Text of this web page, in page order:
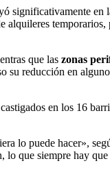
significativamente
alquileres
que las zonas
reducción en
en los 16
lo puede hacer»,
lo que siempre hay